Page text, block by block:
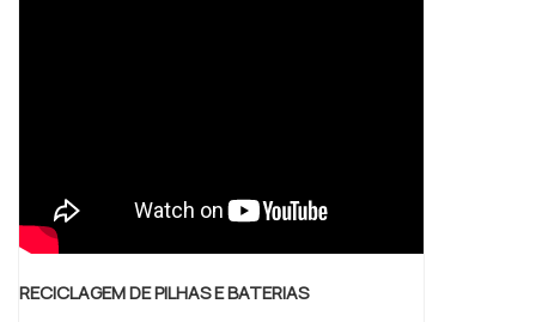
RECICLAGEM DE PILHAS E BATERIAS